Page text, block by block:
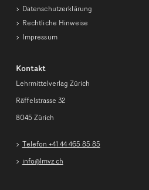
Datenschutzerklärung
Rechtliche Hinweise
Impressum
Kontakt
Lehrmittelverlag Zürich
Räffelstrasse 32
8045 Zürich
Telefon +41 44 465 85 85
info@lmvz.ch